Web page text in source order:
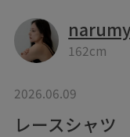
narumy
162cm
2026.06.09
レースシャツ